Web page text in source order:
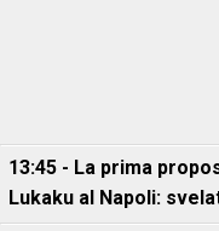
13:45 - La prima
Lukaku al Napoli: